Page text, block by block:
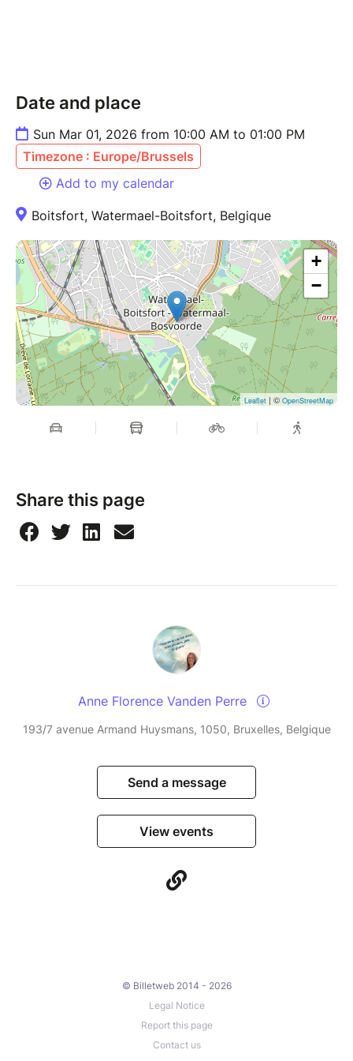
Le workshop est complet? Contatez-moi pour être
mis sur liste d'atttente.
Envie d'en savoir plus? Appelez moi au 0495 52 47
anneflorencevandenperre@gmail.com
Date and place
Sun Mar 01, 2026 from 10:00 AM to 01:00 PM
Timezone : Europe/Brussels
Add to my calendar
Boitsfort, Watermael-Boitsfort, Belgique
+
−
Leaflet | © OpenStreetMap
Share this page
Anne Florence Vanden Perre
193/7 avenue Armand Huysmans, 1050, Bruxelles, Belgique
Send a message
View events
© Billetweb 2014 - 2026
Legal Notice
Report this page
Contact us